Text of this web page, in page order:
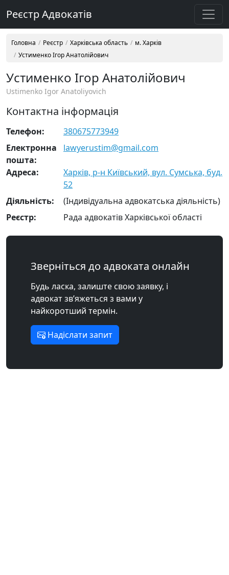
Реєстр Адвокатів
Головна Реєстр Харківська область
м. Харків
Устименко Ігор Анатолійович
Устименко Ігор Анатолійович
Ustimenko Igor Anatoliyovich
Контактна інформація
Телефон:
380675773949
Електронна
пошта:
lawyerustim@gmail.com
Адреса:
Харків, р-н Київський, вул. Сумська, буд.
52
Діяльність:
(Індивідуальна адвокатська діяльність)
Реєстр:
Рада адвокатів Харківської області
Зверніться до адвоката онлайн
Будь ласка, залиште свою заявку, і
адвокат зв’яжеться з вами у
найкоротший термін.
Надіслати запит